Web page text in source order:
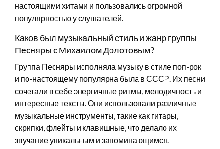
настоящими хитами и пользовались огромной
популярностью у слушателей.
Каков был музыкальный стиль и жанр группы
Песняры с Михаилом Долотовым?
Группа Песняры исполняла музыку в стиле поп-рок
и по-настоящему популярна была в СССР. Их песни
сочетали в себе энергичные ритмы, мелодичность и
интересные тексты. Они использовали различные
музыкальные инструменты, такие как гитары,
скрипки, флейты и клавишные, что делало их
звучание уникальным и запоминающимся.